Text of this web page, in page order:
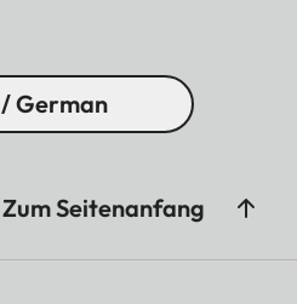
German
Zum Seitenanfang